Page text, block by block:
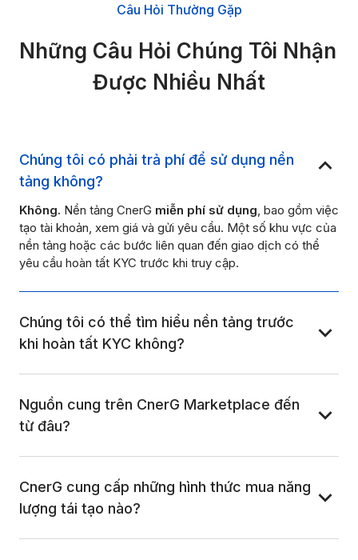
Câu Hỏi Thường Gặp
Những Câu Hỏi Chúng Tôi Nhận
Được Nhiều Nhất
Chúng tôi có phải trả phí để sử dụng nền
tảng không?
Không. Nền tảng CnerG miễn phí sử dụng , bao gồm việc
tạo tài khoản, xem giá và gửi yêu cầu. Một số khu vực của
nền tảng hoặc các bước liên quan đến giao dịch có thể
yêu cầu hoàn tất KYC trước khi truy cập.
Chúng tôi có thể tìm hiểu nền tảng trước
khi hoàn tất KYC không?
Nguồn cung trên CnerG Marketplace đến
từ đâu?
CnerG cung cấp những hình thức mua năng
lượng tái tạo nào?